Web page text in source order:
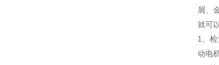
屑、
就可
1、
动电